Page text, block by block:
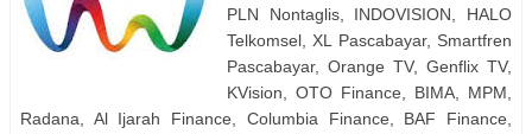
PLN Nontaglis, INDOVISION, HALO
Telkomsel, XL Pascabayar, Smartfren
Pascabayar, Orange TV, Genflix TV,
KVision, OTO Finance, BIMA, MPM,
Radana, Al Ijarah Finance, Columbia Finance, BAF Finance,